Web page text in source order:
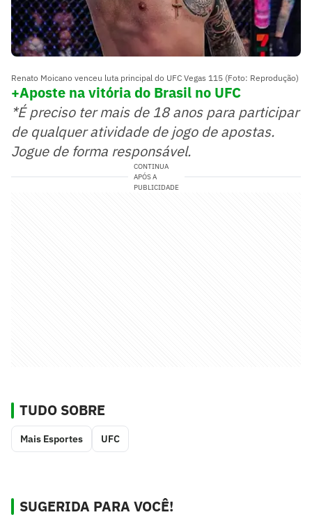
Renato Moicano venceu luta principal do UFC Vegas 115 (Foto: Reprodução)
+Aposte na vitória do Brasil no UFC
*É preciso ter mais de 18 anos para participar
de qualquer atividade de jogo de apostas.
Jogue de forma responsável.
CONTINUA
APÓS A
PUBLICIDADE
TUDO SOBRE
Mais Esportes UFC
SUGERIDA PARA VOCÊ!